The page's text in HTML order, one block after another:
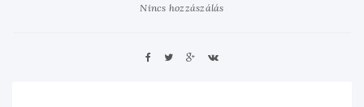
Nincs hozzászálás